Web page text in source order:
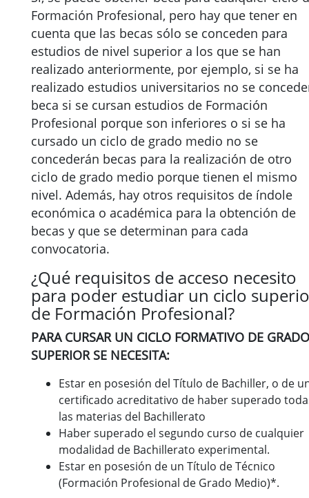
Formación Profesional, pero hay que tener en
cuenta que las becas sólo se conceden para
estudios de nivel superior a los que se han
realizado anteriormente, por ejemplo, si se ha
realizado estudios universitarios no se
beca si se cursan estudios de Formación
Profesional porque son inferiores o si se ha
cursado un ciclo de grado medio no se
concederán becas para la realización de otro
ciclo de grado medio porque tienen el mismo
nivel. Además, hay otros requisitos de índole
económica o académica para la obtención de
becas y que se determinan para cada
convocatoria.
¿Qué requisitos de acceso necesito
para poder estudiar un ciclo
de Formación Profesional?
PARA CURSAR UN CICLO FORMATIVO DE GRADO
SUPERIOR SE NECESITA:
Estar en posesión del Título de Bachiller, o de
certificado acreditativo de haber superado
las materias del Bachillerato
Haber superado el segundo curso de cualquier
modalidad de Bachillerato experimental.
Estar en posesión de un Título de Técnico
(Formación Profesional de Grado Medio)*.